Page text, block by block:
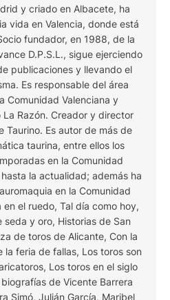
y criado en Albacete, ha
vida en Valencia, donde está
fundador, en 1988, de la
D.P.S.L., sigue ejerciendo
publicaciones y llevando el
Es responsable del área
Comunidad Valenciana y
Razón. Creador y director
Taurino. Es autor de más de
taurina, entre ellos los
en la Comunidad
la actualidad; además ha
en la Comunidad
el ruedo, Tal día como hoy,
seda y oro, Historias de San
de toros de Alicante, Con la
la feria de fallas, Los toros son
Los toros en el siglo
de Vicente Barrera
Simó, Julián García, Maribel